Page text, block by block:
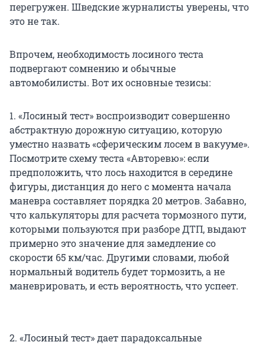
перегружен. Шведские журналисты уверены, что
это не так.
Впрочем, необходимость лосиного теста
подвергают сомнению и обычные
автомобилисты. Вот их основные тезисы:
1. «Лосиный тест» воспроизводит совершенно
абстрактную дорожную ситуацию, которую
уместно назвать «сферическим лосем в вакууме».
Посмотрите схему теста «Авторевю»: если
предположить, что лось находится в середине
фигуры, дистанция до него с момента начала
маневра составляет порядка 20 метров. Забавно,
что калькуляторы для расчета тормозного пути,
которыми пользуются при разборе ДТП, выдают
примерно это значение для замедление со
скорости 65 км/час. Другими словами, любой
нормальный водитель будет тормозить, а не
маневрировать, и есть вероятность, что успеет.
2. «Лосиный тест» дает парадоксальные